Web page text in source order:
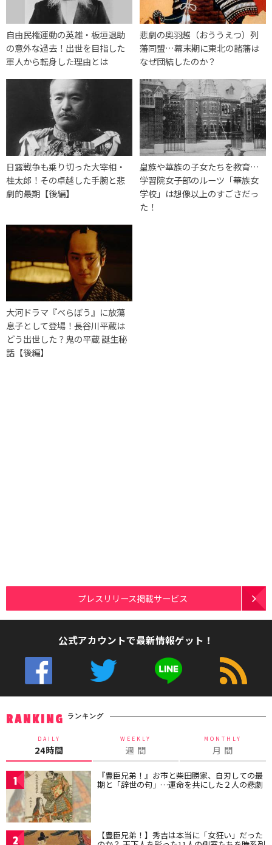
自由民権運動の英雄・板垣退助
の意外な過去！出世を目指した
軍人から転身した理由とは
悲劇の奥羽越（おううえつ）列
藩同盟…幕末期に東北の諸藩は
なぜ団結したのか？
日露戦争も乗り切った大宰相・
桂太郎！その卓越した手腕と悲
劇的最期【後編】
皇族や華族の子女たちを教育…
学習院女子部のルーツ「華族女
学校」は想像以上のすごさだっ
た！
大河ドラマ『べらぼう』に放蕩
息子として登場！長谷川平蔵は
どう出世した？鬼の平蔵 誕生秘
話【後編】
プレスリリース掲載サービス
公式アカウントで最新情報ゲット！
RANKING ランキング
DAILY
24時間
WEEKLY
週 間
MONTHLY
月 間
1 『豊臣兄弟！』お市と柴田勝家、自刃しての最
期と「辞世の句」…運命を共にした２人の悲劇
2 【豊臣兄弟！】秀吉は本当に「女狂い」だった